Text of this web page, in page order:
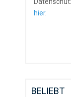
hier.
BELIEBT